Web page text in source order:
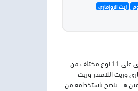
زيت الروزماري
يت بندولين بلس هو الحل الأمثل لجميع حالات تساقط الشعر والتقصف والتلف، يحتوى على 11 نوع مختلف من
وزيت اللافندر وزيت
هـ . ينصح باستخدامه من